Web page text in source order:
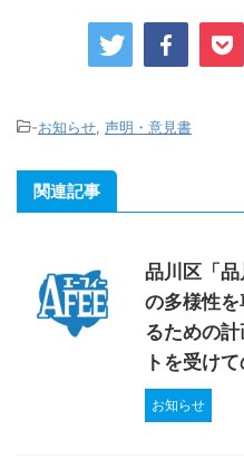
-お知らせ 声明・意見書
関連記事
品川区「
の多様性
るための
トを受け
お知らせ